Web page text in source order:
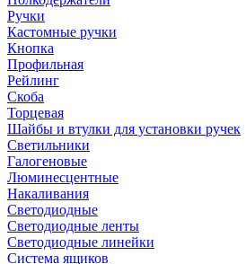
Ручки
Кастомные ручки
Кнопка
Профильная
Рейлинг
Скоба
Торцевая
Шайбы и втулки для установки ручек
Светильники
Галогеновые
Люминесцентные
Накаливания
Светодиодные
Светодиодные ленты
Светодиодные линейки
Система ящиков